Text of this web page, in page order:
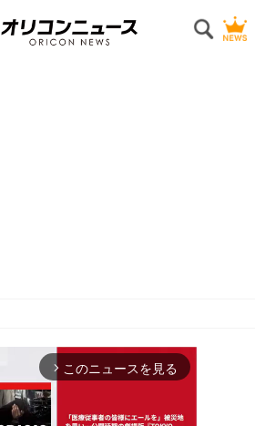
arrow_forward_ios このニュースを見る